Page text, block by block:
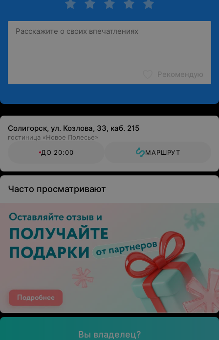
Рекомендую
Солигорск, ул. Козлова, 33, каб. 215
гостиница «Новое Полесье»
ДО 20:00
МАРШРУТ
Часто просматривают
Вы владелец?